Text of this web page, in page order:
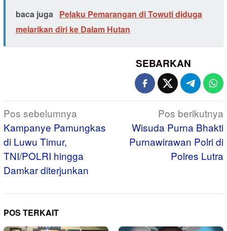
baca juga Pelaku Pemarangan di Towuti diduga
melarikan diri ke Dalam Hutan
SEBARKAN
Navigasi
pos
Pos sebelumnya
Kampanye Pamungkas
di Luwu Timur,
TNI/POLRI hingga
Damkar diterjunkan
Pos berikutnya
Wisuda Purna Bhakti
Purnawirawan Polri di
Polres Lutra
POS TERKAIT